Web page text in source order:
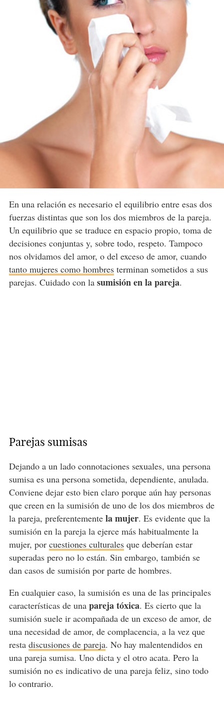
En una relación es necesario el equilibrio entre esas dos
fuerzas distintas que son los dos miembros de la pareja.
Un equilibrio que se traduce en espacio propio, toma de
decisiones conjuntas y, sobre todo, respeto. Tampoco
nos olvidamos del amor, o del exceso de amor, cuando
tanto mujeres como hombresterminan sometidos a sus
parejas. Cuidado con la sumisión en la pareja.
Parejas sumisas
Dejando a un lado connotaciones sexuales, una persona
sumisa es una persona sometida, dependiente, anulada.
Conviene dejar esto bien claro porque aún hay personas
que creen en la sumisión de uno de los dos miembros de
la pareja, preferentemente la mujer. Es evidente que la
sumisión en la pareja la ejerce más habitualmente la
mujer, por cuestiones culturalesque deberían estar
superadas pero no lo están. Sin embargo, también se
dan casos de sumisión por parte de hombres.
En cualquier caso, la sumisión es una de las principales
características de unapareja tóxica. Es cierto que la
sumisión suele ir acompañada de un exceso de amor, de
una necesidad de amor, de complacencia, a la vez que
resta discusiones de pareja. No hay malentendidos en
una pareja sumisa. Uno dicta y el otro acata. Pero la
sumisión no es indicativo de una pareja feliz, sino todo
lo contrario.